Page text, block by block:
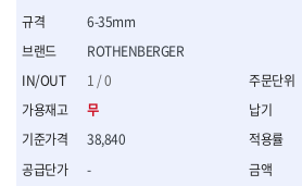
- 공구가방
기타 작업공구
- 헤라
- 케이스
- 수리키트
- 고정링/링
- 핀
ROTHENBERGER
1 / 0
무
38,840
-
6-35mm